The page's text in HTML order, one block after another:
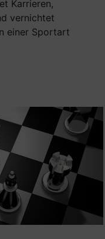
Karrieren,
vernichtet
einer Sportart